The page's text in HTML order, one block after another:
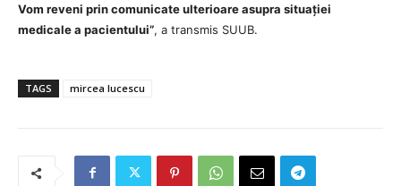
Vom reveni prin comunicate ulterioare asupra situației
medicale a pacientului”, a transmis SUUB.
TAGS mircea lucescu